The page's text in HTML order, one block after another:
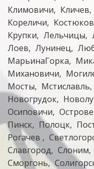
Климовичи
Кличев
Кореличи
Крупки
Лельчицы
Лоев
Лунинец
МарьинаГорка
Михановичи
Мосты
Мстиславль
Новогрудок
Осиповичи
Пинск
Полоцк
Рогачев
Славгород
Слоним
Сморгонь